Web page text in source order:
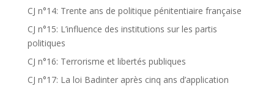
CJ n°14: Trente ans de politique pénitentiaire française
CJ n°15: L’influence des institutions sur les partis
politiques
CJ n°16: Terrorisme et libertés publiques
CJ n°17: La loi Badinter après cinq ans d’application